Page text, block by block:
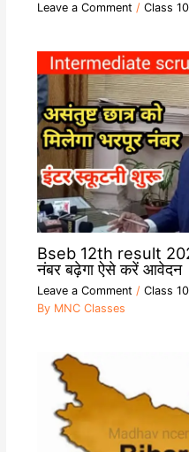
Leave a Comment / Class
Bseb 12th result
नंबर बढ़ेगा ऐसे करें आवेदन
Leave a Comment / Class
By MNC Classes